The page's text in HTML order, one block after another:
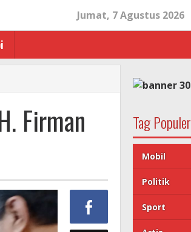
Jumat, 7 Agustus 2026
Firman
Tag Populer
Mobil
Politik
Sport